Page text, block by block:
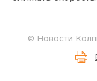
© Новости